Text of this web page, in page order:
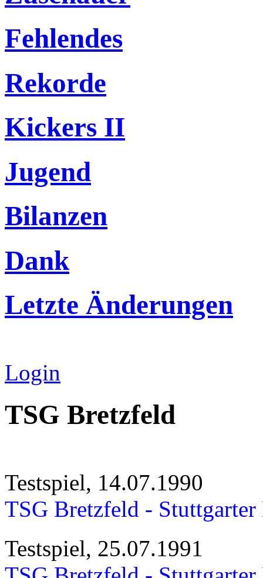
Fehlendes
Rekorde
Kickers II
Jugend
Bilanzen
Dank
Letzte Änderungen
Login
TSG Bretzfeld
Testspiel, 14.07.1990
TSG Bretzfeld -
Testspiel, 25.07.1991